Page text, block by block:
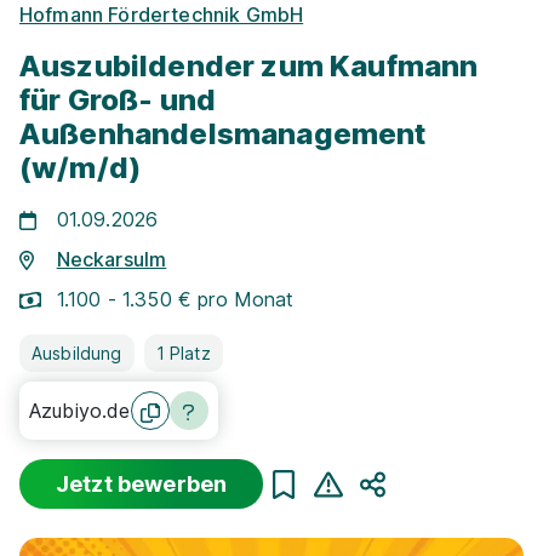
Hofmann Fördertechnik GmbH
Auszubildender zum Kaufmann
für Groß- und
Außenhandelsmanagement
(w/m/d)
01.09.2026
Neckarsulm
1.100 - 1.350 € pro Monat
Ausbildung 1 Platz
Azubiyo.de
Jetzt bewerben